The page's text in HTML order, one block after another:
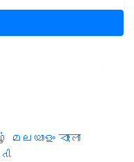
മലയാളം বাংলা